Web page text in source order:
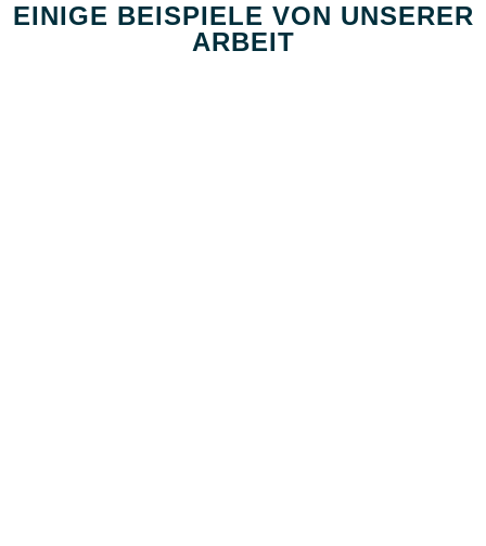
EINIGE BEISPIELE VON UNSERER
ARBEIT